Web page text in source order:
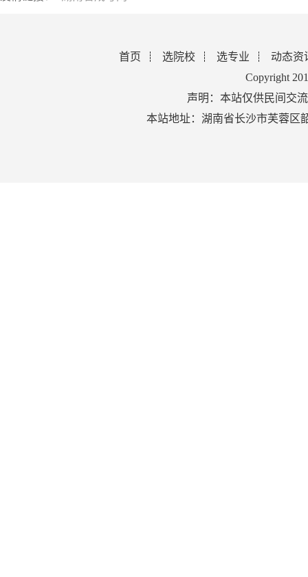
首页 选院校 选专业
动态资
Copyright
声明：本站仅供民间交
本站地址：湖南省长沙市芙蓉区